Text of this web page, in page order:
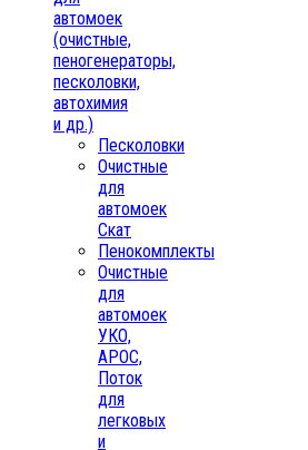
автомоек
(очистные,
пеногенераторы,
песколовки,
автохимия
и др.)
Песколовки
Очистные
для
автомоек
Скат
Пенокомплекты
Очистные
для
автомоек
УКО,
АРОС,
Поток
для
легковых
и